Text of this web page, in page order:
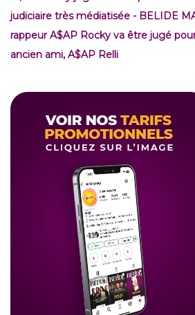
judiciaire très médiatisée - BELIDE
rappeur A$AP Rocky va être jugé
ancien ami, A$AP Relli